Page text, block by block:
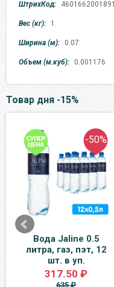
ШтрихКод: 4601662001891
Вес (кг): 1
Ширина (м): 0.07
Объем (м.куб): 0.001176
Товар дня -15%
-50%
Вода Jaline 0.5
литра, газ, пэт, 12
шт. в уп.
317.50 ₽
635 ₽